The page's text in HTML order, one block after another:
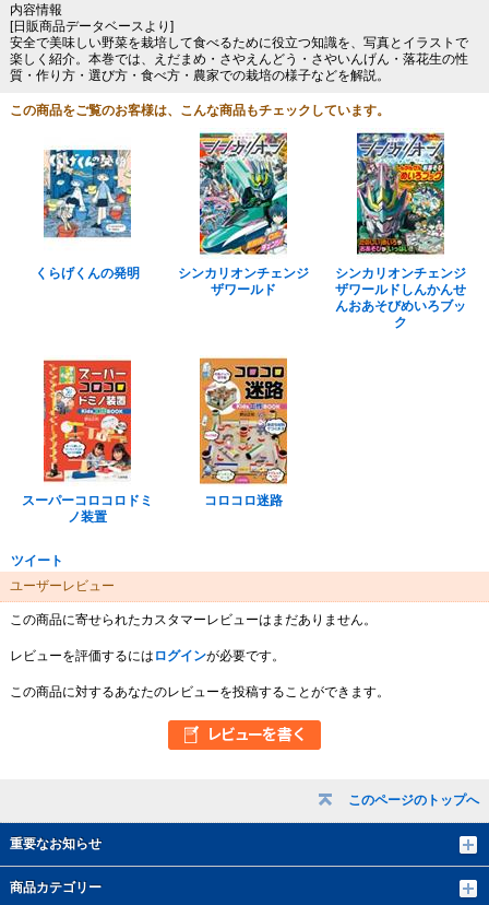
このページのトップへ
重要なお知らせ
商品カテゴリー
内容情報
[日販商品データベースより]
安全で美味しい野菜を栽培して食べるために役立つ知識を、写真とイラストで
楽しく紹介。本巻では、えだまめ・さやえんどう・さやいんげん・落花生の性
質・作り方・選び方・食べ方・農家での栽培の様子などを解説。
この商品をご覧のお客様は、こんな商品もチェックしています。
くらげくんの発明
シンカリオンチェンジ
ザワールド
シンカリオンチェンジ
ザワールドしんかんせ
んおあそびめいろブッ
ク
スーパーコロコロドミ
ノ装置
コロコロ迷路
ツイート
ユーザーレビュー
この商品に寄せられたカスタマーレビューはまだありません。
レビューを評価するには ログインが必要です。
この商品に対するあなたのレビューを投稿することができます。